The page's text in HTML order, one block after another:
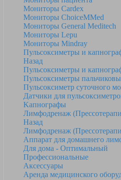
Мониторы Cardex
Мониторы ChoiceMMed
Мониторы General Meditech
Мониторы Lepu
Мониторы Mindray
Пульсоксиметры и
Назад
Пульсоксиметры и
Пульсоксиметры
Пульсоксиметр суточного
Датчики для
Kапнографы
Лимфодренаж
Назад
Лимфодренаж
Аппарат для домашнего
Для дома - Оптимальный
Профессиональные
Аксессуары
Аренда медицинского